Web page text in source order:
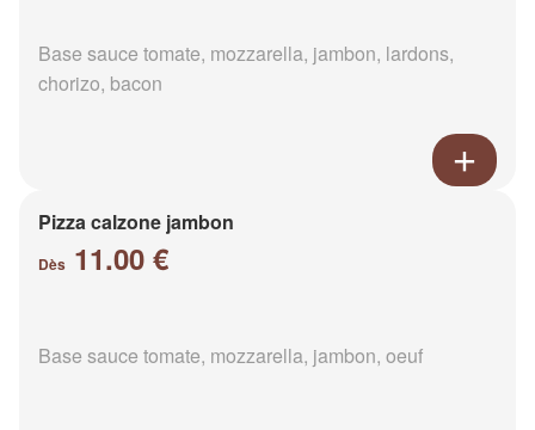
Base sauce tomate, mozzarella, jambon, lardons,
chorizo, bacon
Pizza calzone jambon
Dès 11.00 €
Base sauce tomate, mozzarella, jambon, oeuf